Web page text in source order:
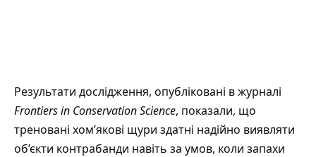
Результати дослідження, опубліковані в журналі
Frontiers in Conservation Science, показали, що
треновані хом’якові щури здатні надійно виявляти
об’єкти контрабанди навіть за умов, коли запахи